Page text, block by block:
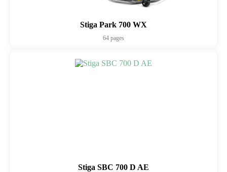
Stiga Park 700 WX
64 pages
Stiga SBC 700 D AE